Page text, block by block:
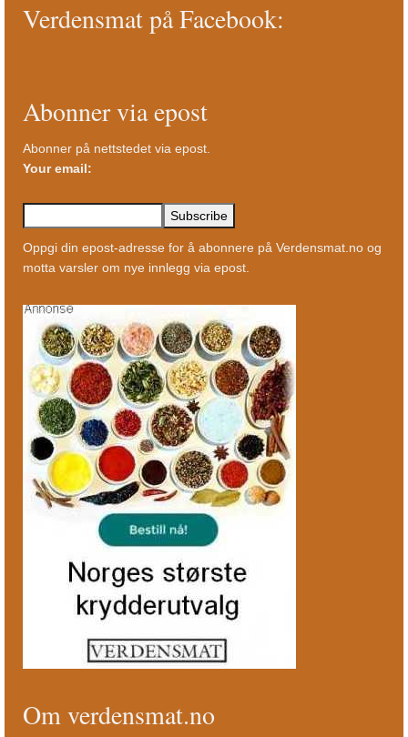
Verdensmat på Facebook:
Abonner via epost
Abonner på nettstedet via epost.
Your email:
Oppgi din epost-adresse for å abonnere på Verdensmat.no og
motta varsler om nye innlegg via epost.
Om verdensmat.no